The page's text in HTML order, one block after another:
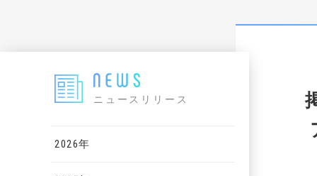
ニュースリリース
2026年